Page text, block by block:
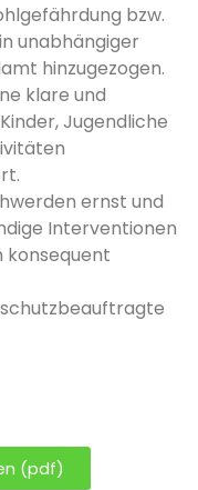
bzw.
unabhängiger
hinzugezogen.
klare und
Jugendliche
ernst und
Interventionen
konsequent
(pdf)